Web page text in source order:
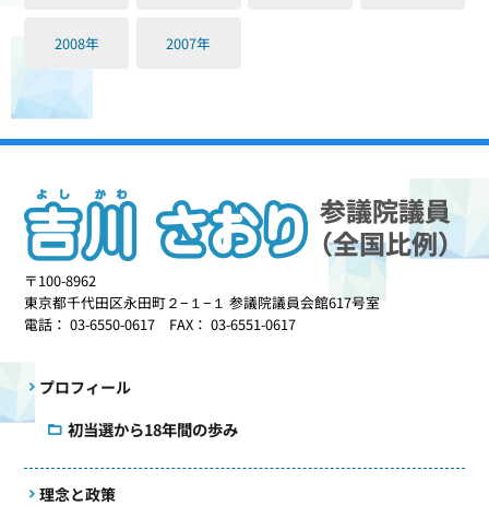
2008年 2007年
〒100-8962
東京都千代田区永田町２−１−１ 参議院議員会館617号室
電話： 03-6550-0617 FAX： 03-6551-0617
プロフィール
初当選から18年間の歩み
理念と政策